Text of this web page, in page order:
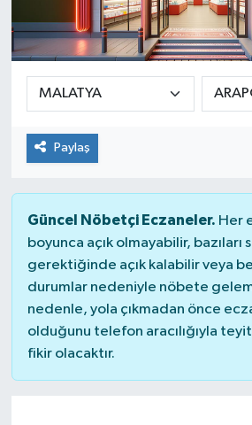
Paylaş
Güncel Nöbetçi Eczaneler. Her
boyunca açık olmayabilir, bazıları
gerektiğinde açık kalabilir veya
durumlar nedeniyle nöbete
nedenle, yola çıkmadan önce
olduğunu telefon aracılığıyla
fikir olacaktır.
Spor
Teknoloji